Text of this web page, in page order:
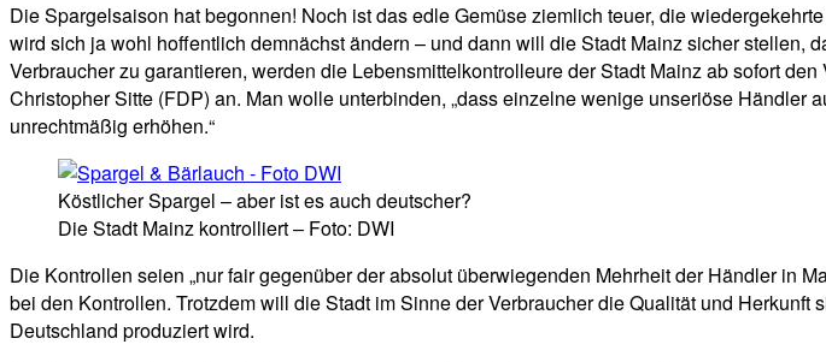
Die Spargelsaison hat begonnen! Noch ist das edle Gemüse ziemlich teuer, die
wird sich ja wohl hoffentlich demnächst ändern – und dann will die Stadt Mainz sicher stellen,
Verbraucher zu garantieren, werden die Lebensmittelkontrolleure der Stadt Mainz ab sofort
Christopher Sitte (FDP) an. Man wolle unterbinden, „dass einzelne wenige unseriöse
unrechtmäßig erhöhen.“
Köstlicher Spargel – aber ist es auch deutscher?
Die Stadt Mainz kontrolliert – Foto: DWI
Die Kontrollen seien „nur fair gegenüber der absolut überwiegenden Mehrheit der Händler in
bei den Kontrollen. Trotzdem will die Stadt im Sinne der Verbraucher die Qualität und
Deutschland produziert wird.